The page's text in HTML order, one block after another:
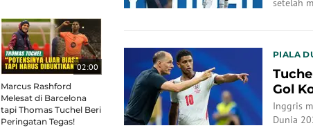
02:00
Marcus Rashford
Melesat di Barcelona
tapi Thomas Tuchel Beri
Peringatan Tegas!
PIALA
Gol
Inggris
Dunia